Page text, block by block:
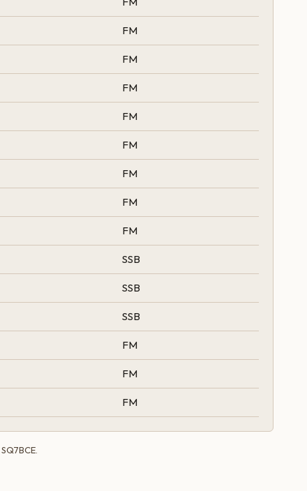
FM
FM
FM
FM
FM
FM
FM
FM
SSB
SSB
SSB
FM
FM
FM
SQ7BCE